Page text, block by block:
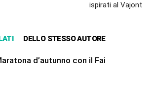
ispirati al Vajont
DELLO STESSO AUTORE
d’autunno con il Fai